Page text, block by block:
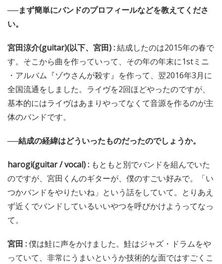
──まず簡単にバンドのプロフィールなどを教えてくださ
い。
宮田涼介(guitar)(以下、宮田) :結成したのは2015年の春で
す。そこから曲を作っていって、その年の年末に1stミニ
・アルバム『ゾウさんが殺す』を作って、翌2016年3月に
全国流通をしました。ライヴを2回ほどやったのですが、
基本的にはライヴはあまりやってなくて音源を作るのが主
体のバンドです。
──結成の経緯はどういったものだったのでしょうか。
harogi(guitar / vocal) : もともと別でバンドを組んでいた
のですが、宮田くんのギターが、僕のすごい好みで。「い
つかバンドをやりたいね」という話をしていて。とりあえ
ず近くでバンドしているいいやつを呼びかけようってなっ
て。
宮田 :僕は鮭に声をかけました。鮭はジャズ・ドラムをや
っていて、非常にうまいというか技術的な面ではすごくこ